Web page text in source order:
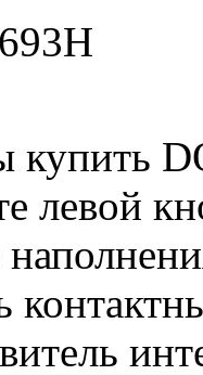
купить
левой